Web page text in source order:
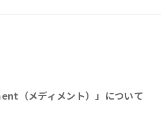
（メディメント）」について